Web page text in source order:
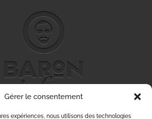
Gérer le consentement
expériences, nous utilisons des technologies